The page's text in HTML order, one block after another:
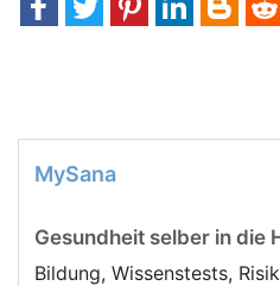
MySana
Gesundheit selber in die
Bildung, Wissenstests,